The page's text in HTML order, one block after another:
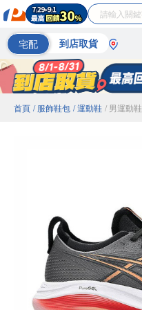
宅配 到店取貨
首頁 / 服飾鞋包 / 運動鞋 / 男運動鞋